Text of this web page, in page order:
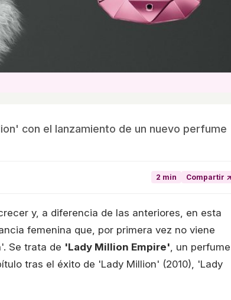
con el lanzamiento de un nuevo perfume
2 min Compartir ↗
y, a diferencia de las anteriores, en esta
femenina que, por primera vez no viene
Se trata de 'Lady Million Empire' , un perfume
tras el éxito de 'Lady Million' (2010), 'Lady